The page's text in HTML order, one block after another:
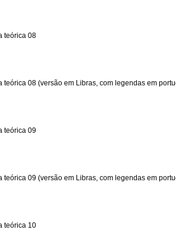
teórica 08
teórica 08 (versão em Libras, com legendas em
teórica 09
teórica 09 (versão em Libras, com legendas em
teórica 10